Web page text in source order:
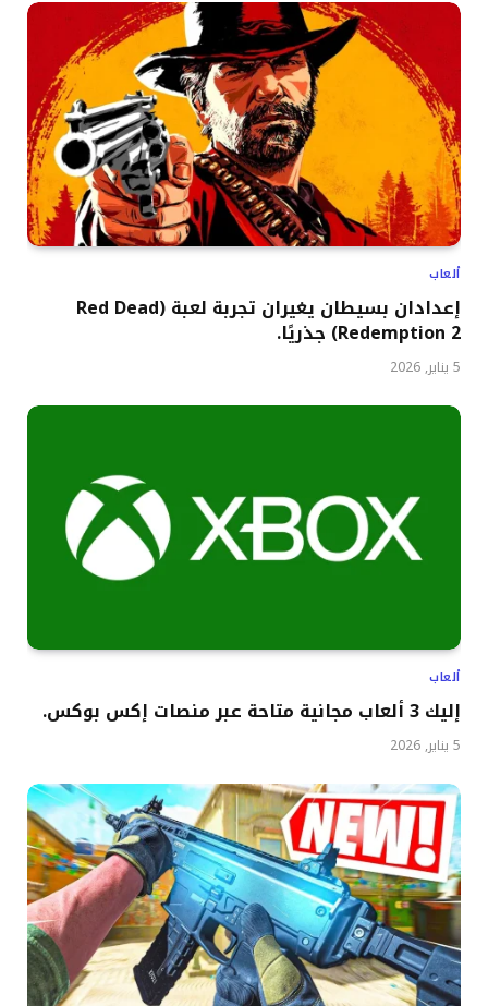
ألعاب
إعدادان بسيطان يغيران تجربة لعبة (Red Dead
Redemption 2) جذريًا.
5 يناير, 2026
ألعاب
إليك 3 ألعاب مجانية متاحة عبر منصات إكس بوكس.
5 يناير, 2026